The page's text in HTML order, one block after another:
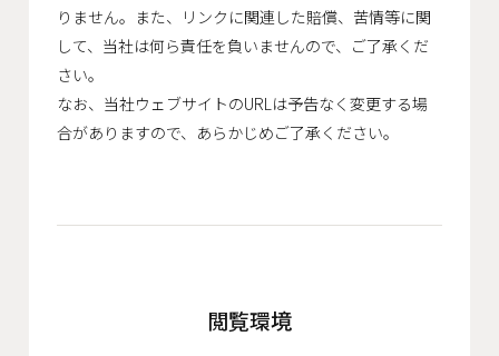
りません。また、リンクに関連した賠償、苦情等に関
して、当社は何ら責任を負いませんので、ご了承くだ
さい。
なお、当社ウェブサイトのURLは予告なく変更する場
合がありますので、あらかじめご了承ください。
閲覧環境